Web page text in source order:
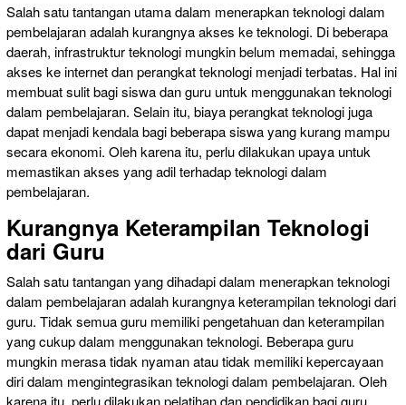
Salah satu tantangan utama dalam menerapkan teknologi dalam
pembelajaran adalah kurangnya akses ke teknologi. Di beberapa
daerah, infrastruktur teknologi mungkin belum memadai, sehingga
akses ke internet dan perangkat teknologi menjadi terbatas. Hal ini
membuat sulit bagi siswa dan guru untuk menggunakan teknologi
dalam pembelajaran. Selain itu, biaya perangkat teknologi juga
dapat menjadi kendala bagi beberapa siswa yang kurang mampu
secara ekonomi. Oleh karena itu, perlu dilakukan upaya untuk
memastikan akses yang adil terhadap teknologi dalam
pembelajaran.
Kurangnya Keterampilan Teknologi
dari Guru
Salah satu tantangan yang dihadapi dalam menerapkan teknologi
dalam pembelajaran adalah kurangnya keterampilan teknologi dari
guru. Tidak semua guru memiliki pengetahuan dan keterampilan
yang cukup dalam menggunakan teknologi. Beberapa guru
mungkin merasa tidak nyaman atau tidak memiliki kepercayaan
diri dalam mengintegrasikan teknologi dalam pembelajaran. Oleh
karena itu, perlu dilakukan pelatihan dan pendidikan bagi guru